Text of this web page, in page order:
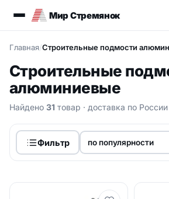
Мир Стремянок
Главная/Строительные подмости
Строительные
алюминиевые
Найдено 31 товар · доставка по России
Фильтр